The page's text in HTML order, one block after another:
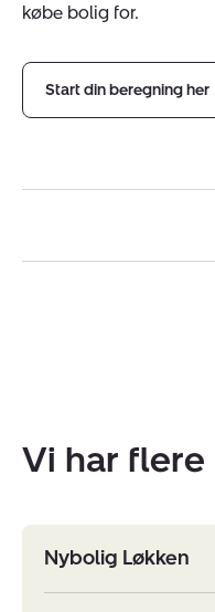
købe bolig for.
Start din beregning her
Vi har
Nybolig Løkken